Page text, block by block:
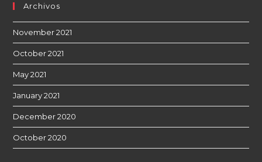
Archivos
November 2021
October 2021
May 2021
January 2021
December 2020
October 2020